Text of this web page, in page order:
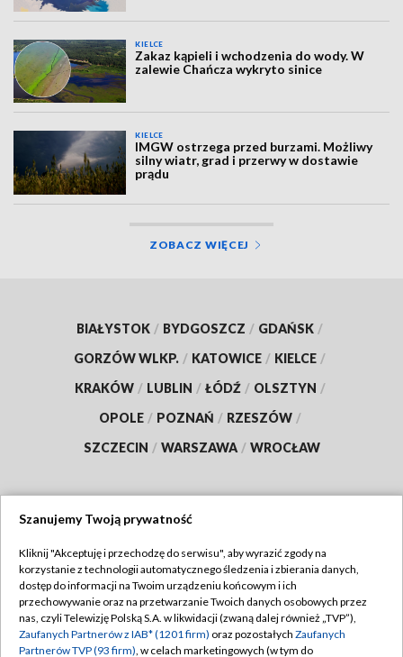
KIELCE
Zakaz kąpieli i wchodzenia do wody. W
zalewie Chańcza wykryto sinice
KIELCE
IMGW ostrzega przed burzami. Możliwy
silny wiatr, grad i przerwy w dostawie
prądu
ZOBACZ WIĘCEJ
BIAŁYSTOK / BYDGOSZCZ / GDAŃSK /
GORZÓW WLKP. / KATOWICE / KIELCE /
KRAKÓW / LUBLIN / ŁÓDŹ / OLSZTYN /
OPOLE / POZNAŃ / RZESZÓW /
SZCZECIN / WARSZAWA / WROCŁAW
TVP
Abonament TVP
Emisja w TVP
Regulamin TVP
Polityka prywatności
Szanujemy Twoją prywatność
Kliknij "Akceptuję i przechodzę do serwisu", aby wyrazić zgody na
korzystanie z technologii automatycznego śledzenia i zbierania danych,
dostęp do informacji na Twoim urządzeniu końcowym i ich
przechowywanie oraz na przetwarzanie Twoich danych osobowych przez
nas, czyli Telewizję Polską S.A. w likwidacji (zwaną dalej również „TVP”),
Zaufanych Partnerów z IAB* (1201 firm) oraz pozostałych Zaufanych
Partnerów TVP (93 firm), w celach marketingowych (w tym do